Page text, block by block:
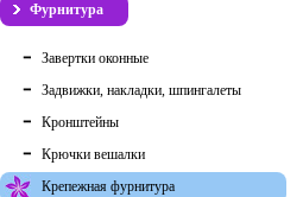
Фурнитура
Завертки оконные
Задвижки, накладки, шпингалеты
Кронштейны
Крючки вешалки
Крепежная фурнитура